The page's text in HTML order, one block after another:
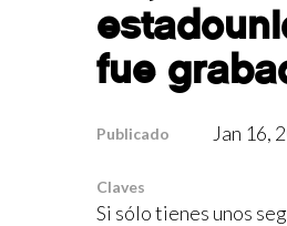
fue
Publicado Jan 16,
Claves
Si sólo tienes unos